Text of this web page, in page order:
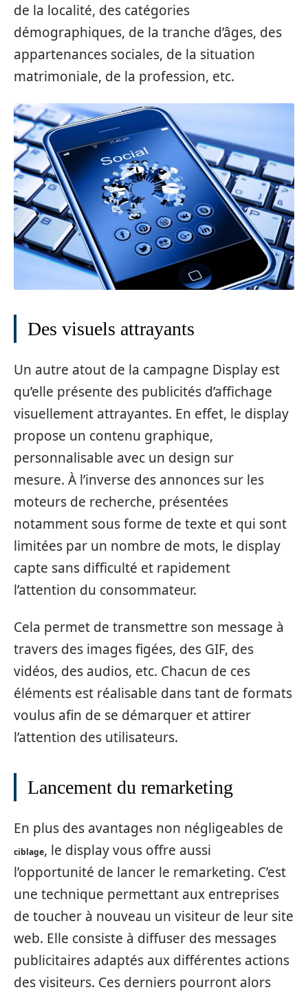
de la localité, des catégories
démographiques, de la tranche d’âges, des
appartenances sociales, de la situation
matrimoniale, de la profession, etc.
Des visuels attrayants
Un autre atout de la campagne Display est
qu’elle présente des publicités d’affichage
visuellement attrayantes. En effet, le display
propose un contenu graphique,
personnalisable avec un design sur
mesure. À l’inverse des annonces sur les
moteurs de recherche, présentées
notamment sous forme de texte et qui sont
limitées par un nombre de mots, le display
capte sans difficulté et rapidement
l’attention du consommateur.
Cela permet de transmettre son message à
travers des images figées, des GIF, des
vidéos, des audios, etc. Chacun de ces
éléments est réalisable dans tant de formats
voulus afin de se démarquer et attirer
l’attention des utilisateurs.
Lancement du remarketing
En plus des avantages non négligeables de
ciblage, le display vous offre aussi
l’opportunité de lancer le remarketing. C’est
une technique permettant aux entreprises
de toucher à nouveau un visiteur de leur site
web. Elle consiste à diffuser des messages
publicitaires adaptés aux différentes actions
des visiteurs. Ces derniers pourront alors